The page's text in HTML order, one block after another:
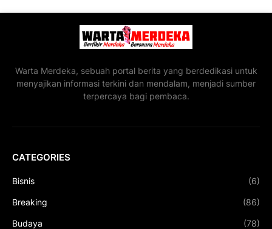
Warta Merdeka, sebuah portal berita yang berdedikasi untuk
menyajikan informasi terkini dan mendalam, menjadi sumber
terpercaya bagi pembaca.
CATEGORIES
Bisnis (6)
Breaking (86)
Budaya (78)